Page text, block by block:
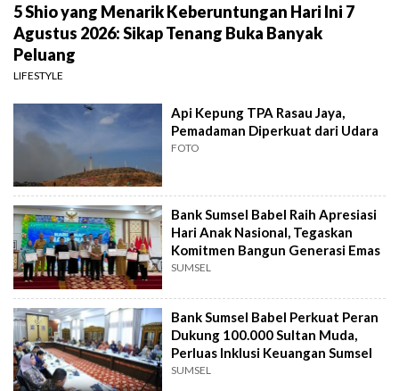
5 Shio yang Menarik Keberuntungan Hari Ini 7
Agustus 2026: Sikap Tenang Buka Banyak
Peluang
LIFESTYLE
Api Kepung TPA Rasau Jaya,
Pemadaman Diperkuat dari Udara
FOTO
Bank Sumsel Babel Raih Apresiasi
Hari Anak Nasional, Tegaskan
Komitmen Bangun Generasi Emas
SUMSEL
Bank Sumsel Babel Perkuat Peran
Dukung 100.000 Sultan Muda,
Perluas Inklusi Keuangan Sumsel
SUMSEL